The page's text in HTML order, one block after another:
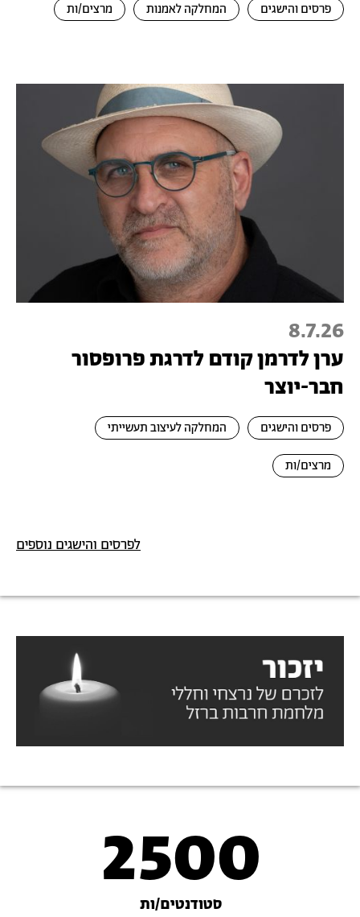
פרסים והישגים המחלקה לאמנות מרצים/ות
8.7.26
ערן לדרמן קודם לדרגת פרופסור
חבר-יוצר
פרסים והישגים המחלקה לעיצוב תעשייתי
מרצים/ות
לפרסים והישגים נוספים
2500
סטודנטים/ות